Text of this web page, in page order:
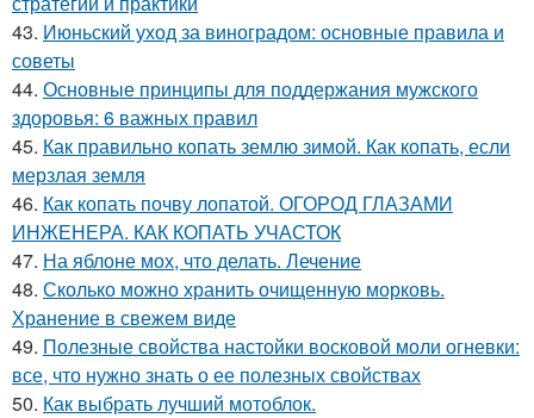
43. Июньский уход за виноградом: основные правила и
советы
44. Основные принципы для поддержания мужского
здоровья: 6 важных правил
45. Как правильно копать землю зимой. Как копать, если
мерзлая земля
46. Как копать почву лопатой. ОГОРОД ГЛАЗАМИ
ИНЖЕНЕРА. КАК КОПАТЬ УЧАСТОК
47. На яблоне мох, что делать. Лечение
48. Сколько можно хранить очищенную морковь.
Хранение в свежем виде
49. Полезные свойства настойки восковой моли огневки:
все, что нужно знать о ее полезных свойствах
50. Как выбрать лучший мотоблок.